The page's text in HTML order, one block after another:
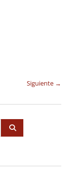
Siguiente →